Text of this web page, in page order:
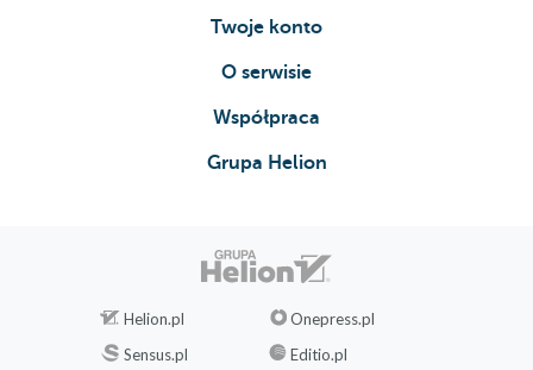
Twoje konto
O serwisie
Współpraca
Grupa Helion
Helion.pl
Onepress.pl
Sensus.pl
Editio.pl